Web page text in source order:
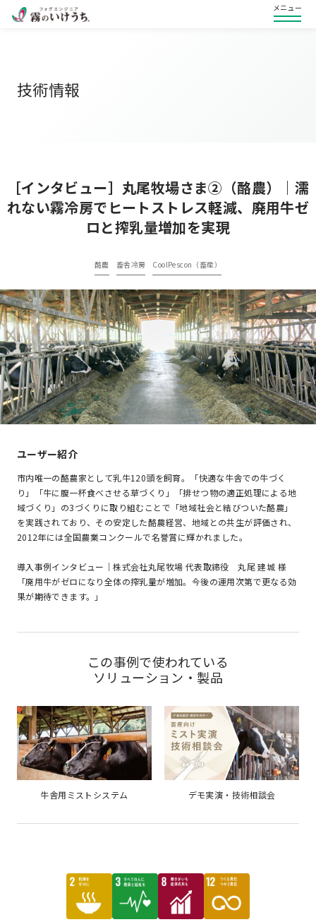
メニュー
技術情報
［インタビュー］丸尾牧場さま②（酪農）｜濡
れない霧冷房でヒートストレス軽減、廃用牛ゼ
ロと搾乳量増加を実現
酪農 畜舎冷房 CoolPescon（畜産）
ユーザー紹介
市内唯一の酪農家として乳牛120頭を飼育。「快適な牛舎での牛づく
り」「牛に腹一杯食べさせる草づくり」「排せつ物の適正処理による地
域づくり」の3づくりに取り組むことで「地域社会と結びついた酪農」
を実践されており、その安定した酪農経営、地域との共生が評価され、
2012年には全国農業コンクールで名誉賞に輝かれました。
導入事例インタビュー｜株式会社丸尾牧場 代表取締役 丸尾 建城 様
「廃用牛がゼロになり全体の搾乳量が増加。今後の運用次第で更なる効
果が期待できます。」
この事例で使われている
ソリューション・製品
牛舎用ミストシステム デモ実演・技術相談会